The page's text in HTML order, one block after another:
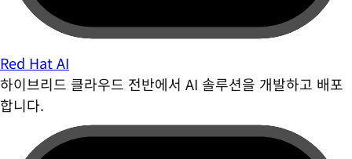
Red Hat AI
하이브리드 클라우드 전반에서 AI 솔루션을 개발하고 배포
합니다.